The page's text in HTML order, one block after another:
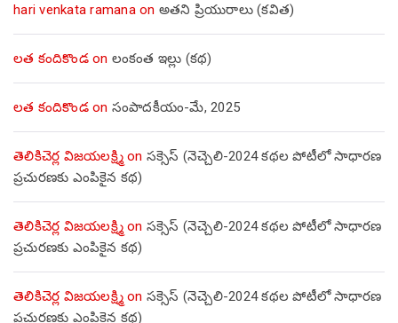
hari venkata ramanaon అతని ప్రియురాలు (కవిత)
లత కందికొండon లంకంత ఇల్లు (కథ)
లత కందికొండon సంపాదకీయం-మే, 2025
తెలికిచెర్ల విజయలక్ష్మిon సక్సెస్ (నెచ్చెలి-2024 కథల పోటీలో సాధారణ
ప్రచురణకు ఎంపికైన కథ)
తెలికిచెర్ల విజయలక్ష్మిon సక్సెస్ (నెచ్చెలి-2024 కథల పోటీలో సాధారణ
ప్రచురణకు ఎంపికైన కథ)
తెలికిచెర్ల విజయలక్ష్మిon సక్సెస్ (నెచ్చెలి-2024 కథల పోటీలో సాధారణ
ప్రచురణకు ఎంపికైన కథ)